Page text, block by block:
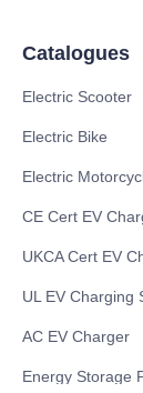
Catalogues
Electric Scooter
Electric Bike
Electric
CE Cert EV
UKCA Cert EV
UL EV Charging
AC EV Charger
Energy Storage
DE